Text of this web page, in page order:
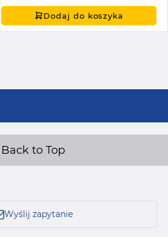
Dodaj do koszyka
Back to Top
Wyślij zapytanie